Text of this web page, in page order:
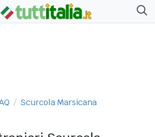
Scurcola Marsicana